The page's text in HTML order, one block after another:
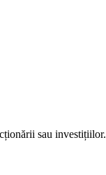
sau investițiilor.